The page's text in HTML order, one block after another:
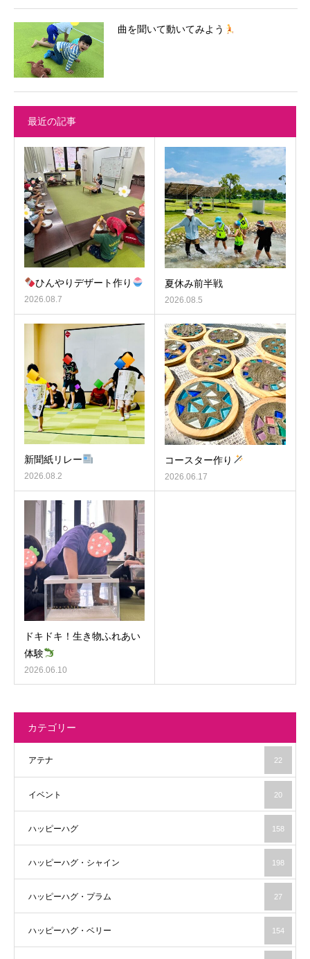
曲を聞いて動いてみよう
最近の記事
ひんやりデザート作り
2026.08.7
夏休み前半戦
2026.08.5
新聞紙リレー
2026.08.2
コースター作り
2026.06.17
ドキドキ！生き物ふれあい
体験
2026.06.10
カテゴリー
アテナ 22
イベント 20
ハッピーハグ 158
ハッピーハグ・シャイン 198
ハッピーハグ・プラム 27
ハッピーハグ・ベリー 154